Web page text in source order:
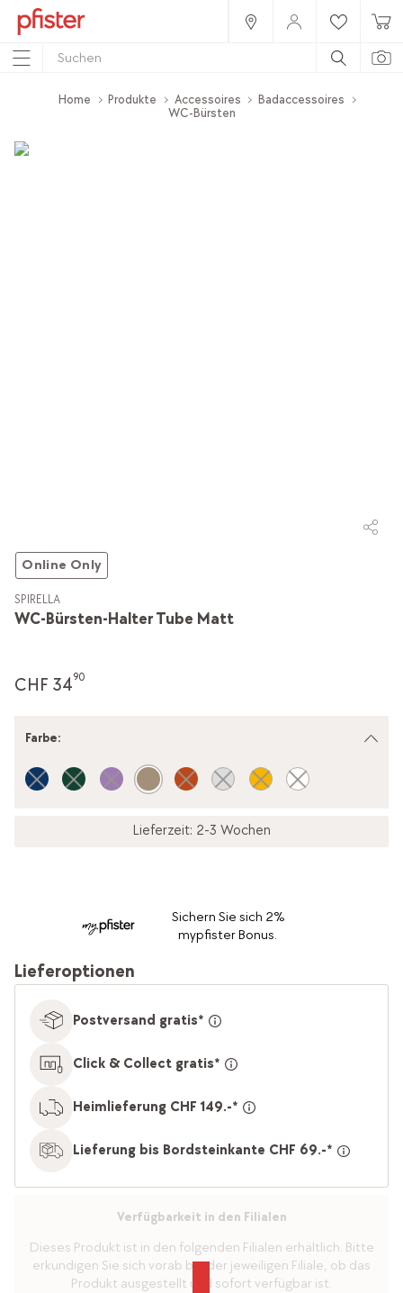
Home Produkte Accessoires
Badaccessoires
WC-Bürsten
Online Only
WC-Bürsten-Halter Tube Matt
SPIRELLA
CHF 3490
Farbe:
Lieferzeit: 2-3 Wochen
Sichern Sie sich 2%
mypfister Bonus.
Lieferoptionen
Postversand gratis*
Click & Collect gratis*
Heimlieferung CHF 149.-*
Lieferung bis Bordsteinkante CHF 69.-*
Verfügbarkeit in den Filialen
Dieses Produkt ist in den folgenden Filialen erhältlich. Bitte
erkundigen Sie sich vorab bei der jeweiligen Filiale, ob das
Produkt ausgestellt und sofort verfügbar ist.